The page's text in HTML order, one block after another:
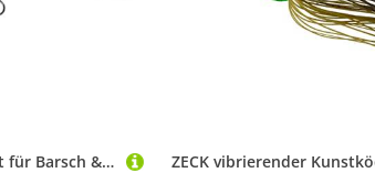
ZECK - Twitchbait für Barsch & Zander - Hitch 7,5 cm | 0,8 m SP - Fire Ukki BA